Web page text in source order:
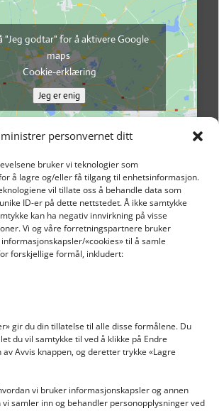
personvernet ditt
bruker vi teknologier som
å lagre og/eller få tilgang til enhetsinformasjon.
vil tillate oss å behandle data som
ID-er på dette nettstedet. Å ikke samtykke
kan ha negativ innvirkning på visse
Vi og våre forretningspartnere bruker
«cookies» til å samle
forskjellige formål, inkludert:
gir du din tillatelse til alle disse formålene. Du
du vil samtykke til ved å klikke på Endre
Avvis knappen, og deretter trykke «Lagre
vi bruker informasjonskapsler og annen
samler inn og behandler personopplysninger ved
"Jeg godtar" for å aktivere Google
maps
Cookie-erklæring
Jeg er enig
INFORMASJON